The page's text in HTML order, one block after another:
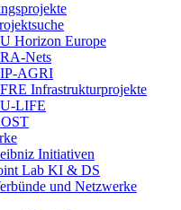
Horizon Europe
Nets
AGRI
Infrastrukturprojekte
LIFE
Initiativen
Lab KI & DS
und Netzwerke